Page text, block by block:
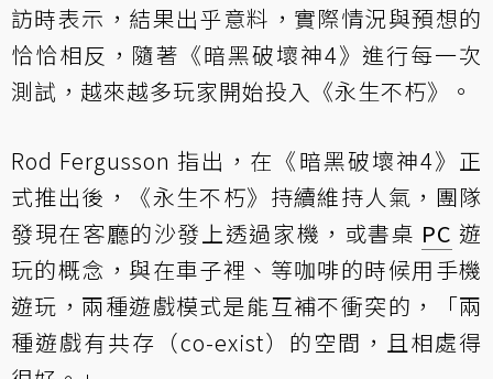
訪時表示，結果出乎意料，實際情況與預想的
恰恰相反，隨著《暗黑破壞神4》進行每一次
測試，越來越多玩家開始投入《永生不朽》。
Rod Fergusson 指出，在《暗黑破壞神4》正
式推出後，《永生不朽》持續維持人氣，團隊
發現在客廳的沙發上透過家機，或書桌 PC 遊
玩的概念，與在車子裡、等咖啡的時候用手機
遊玩，兩種遊戲模式是能互補不衝突的，「兩
種遊戲有共存（co-exist）的空間，且相處得